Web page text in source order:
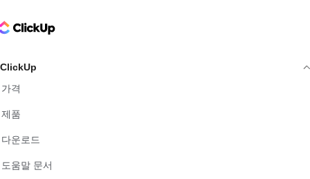
Logo
ClickUp
가격
제품
다운로드
도움말 문서